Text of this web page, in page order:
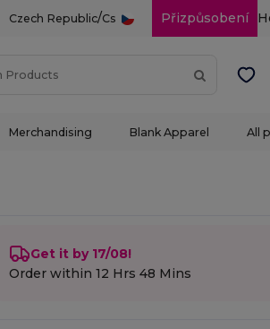
Czech Republic/Cs Přizpůsobení
Merchandising Blank Apparel All
Get it by 17/08!
Order within12 Hrs 48 Mins